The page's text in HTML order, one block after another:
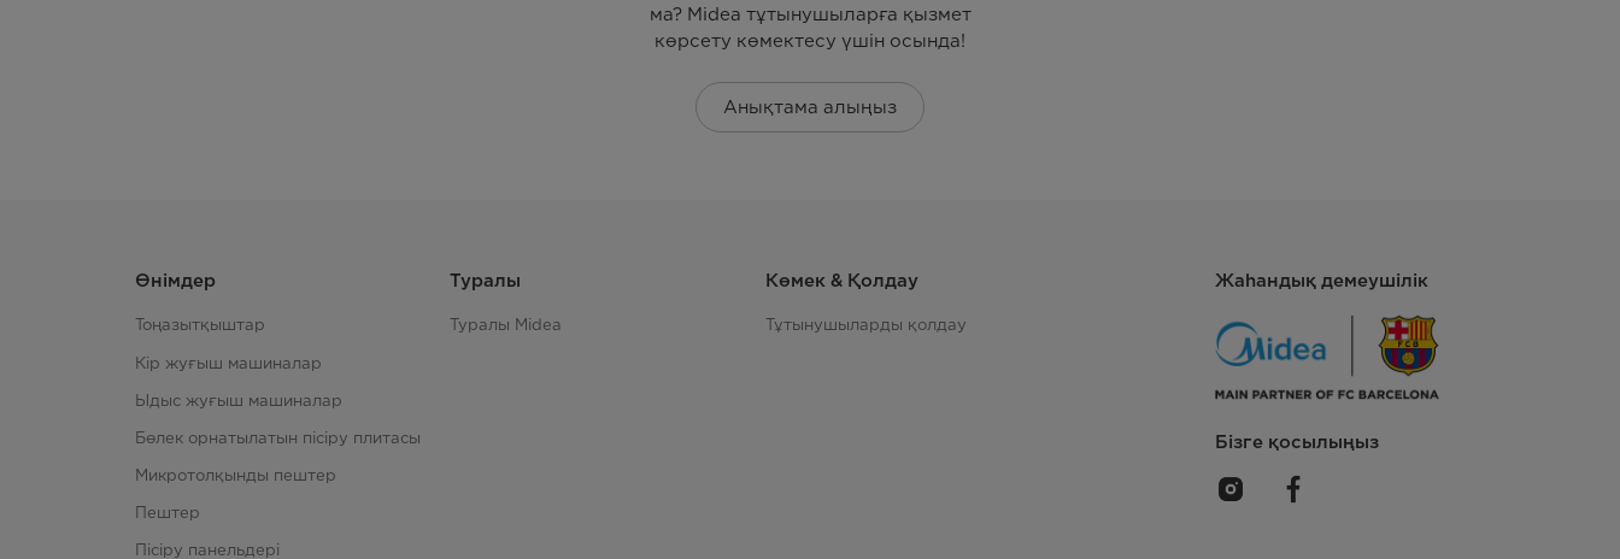
ма? Midea тұтынушыларға қызмет
көрсету көмектесу үшін осында!
Анықтама алыңыз
Өнімдер
Тоңазытқыштар
Кір жуғыш машиналар
Ыдыс жуғыш машиналар
Бөлек орнатылатын пісіру плитасы
Микротолқынды пештер
Пештер
Пісіру панельдері
Туралы
Туралы Midea
Көмек & Қолдау
Тұтынушыларды қолдау
Жаһандық демеушілік
Бізге қосылыңыз